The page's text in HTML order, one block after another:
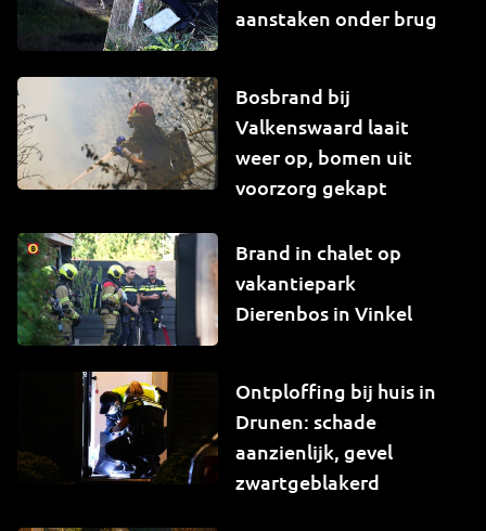
aanstaken onder brug
Bosbrand bij
Valkenswaard laait
weer op, bomen uit
voorzorg gekapt
Brand in chalet op
vakantiepark
Dierenbos in Vinkel
Ontploffing bij huis in
Drunen: schade
aanzienlijk, gevel
zwartgeblakerd